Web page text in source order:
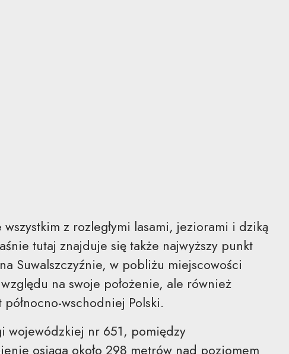
z rozległymi lasami, jeziorami i dziką
tutaj znajduje się także najwyższy punkt
Suwalszczyźnie, w pobliżu miejscowości
na swoje położenie, ale również
wschodniej Polski.
wojewódzkiej nr 651, pomiędzy
osiąga około 298 metrów nad poziomem